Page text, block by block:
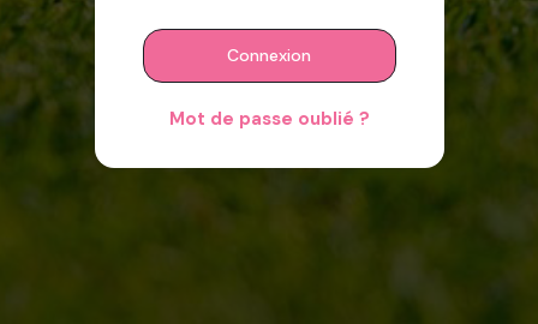
Connexion
Mot de passe oublié ?